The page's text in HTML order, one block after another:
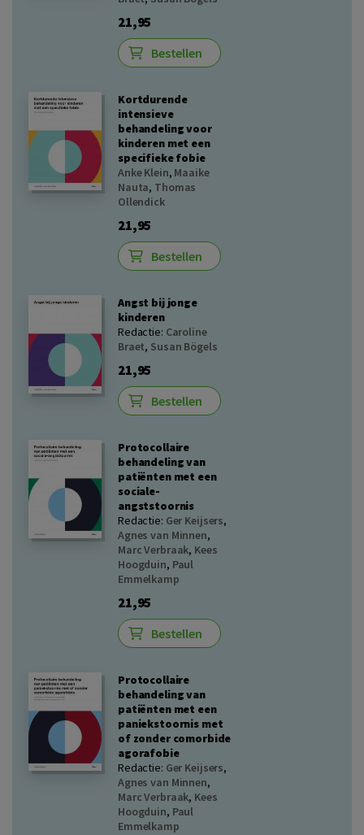
21,95
Bestellen
Kortdurende
intensieve
behandeling voor
kinderen met een
specifieke fobie
Anke Klein, Maaike
Nauta, Thomas
Ollendick
21,95
Bestellen
Angst bij jonge
kinderen
Redactie: Caroline
Braet, Susan Bögels
21,95
Bestellen
Protocollaire
behandeling van
patiënten met een
sociale-
angststoornis
Redactie: Ger Keijsers,
Agnes van Minnen,
Marc Verbraak, Kees
Hoogduin, Paul
Emmelkamp
21,95
Bestellen
Protocollaire
behandeling van
patiënten met een
paniekstoornis met
of zonder comorbide
agorafobie
Redactie: Ger Keijsers,
Agnes van Minnen,
Marc Verbraak, Kees
Hoogduin, Paul
Emmelkamp